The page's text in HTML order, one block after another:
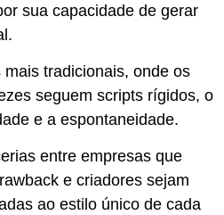
sua capacidade de gerar
tradicionais, onde os
seguem scripts rígidos, o
e a espontaneidade.
entre empresas que
e criadores sejam
ao estilo único de cada